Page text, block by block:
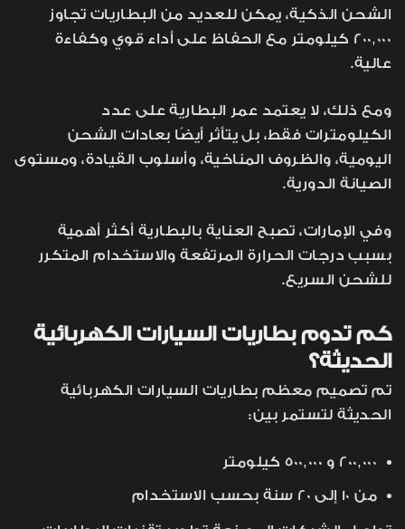
الشحن الذكية، يمكن للعديد من البطاريات تجاوز
200,000 كيلومتر مع الحفاظ على أداء قوي وكفاءة
عالية.
ومع ذلك، لا يعتمد عمر البطارية على عدد
الكيلومترات فقط، بل يتأثر أيضًا بعادات الشحن
اليومية، والظروف المناخية، وأسلوب القيادة، ومستوى
الصيانة الدورية.
وفي الإمارات، تصبح العناية بالبطارية أكثر أهمية
بسبب درجات الحرارة المرتفعة والاستخدام المتكرر
للشحن السريع.
كم تدوم بطاريات السيارات الكهربائية
الحديثة؟
تم تصميم معظم بطاريات السيارات الكهربائية
الحديثة لتستمر بين:
200,000 و 500,000 كيلومتر
من 10 إلى 20 سنة بحسب الاستخدام